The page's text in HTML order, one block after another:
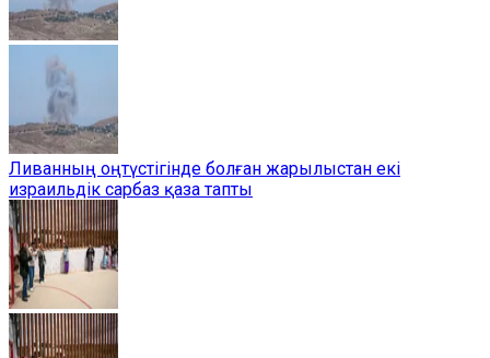
Ливанның оңтүстігінде болған жарылыстан екі
израильдік сарбаз қаза тапты